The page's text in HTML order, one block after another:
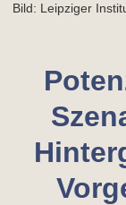
Bild: Leipziger